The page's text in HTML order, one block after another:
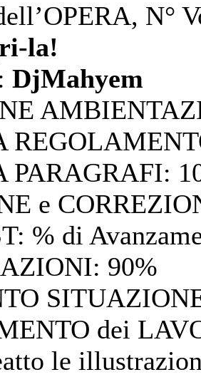
N°
la!
: DjMahyem
PARAGRAFI:
e
: % di
: 90%
dei
le